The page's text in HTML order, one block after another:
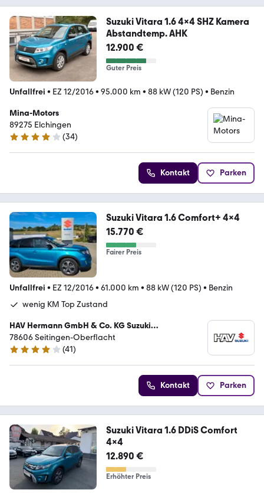
Suzuki Vitara 1.6 4x4 SHZ Kamera
Abstandtemp. AHK
12.900 €
Guter Preis
Unfallfrei • EZ 12/2016• 95.000 km • 88 kW (120 PS) • Benzin
Mina-Motors
89275 Elchingen
4.2 Sterne
(34)
Kontakt Parken
Suzuki Vitara 1.6 Comfort+ 4x4
15.770 €
Fairer Preis
Unfallfrei • EZ 12/2016• 61.000 km • 88 kW (120 PS) • Benzin
wenig KM Top Zustand
HAV Hermann GmbH & Co. KG Suzuki
Vertragshändler
78606 Seitingen-Oberflacht
3.9 Sterne
(41)
Kontakt Parken
Suzuki Vitara 1.6 DDiS Comfort
4x4
12.890 €
Erhöhter Preis